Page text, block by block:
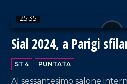
25:35
Sial 2024, a Parigi
gastronomiche della
ST 4 PUNTATA
Al sessantesimo salone
VAI AL TITOLO